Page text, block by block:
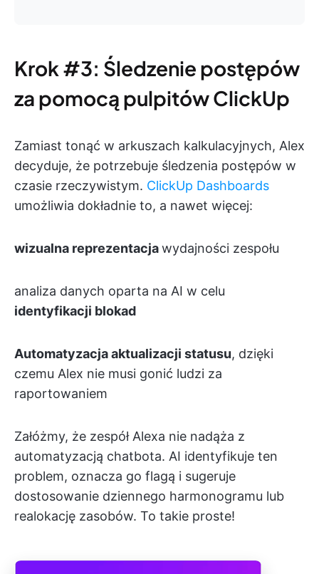
Krok #3: Śledzenie postępów
za pomocą pulpitów ClickUp
Zamiast tonąć w arkuszach kalkulacyjnych, Alex
decyduje, że potrzebuje śledzenia postępów w
czasie rzeczywistym. ClickUp Dashboards
umożliwia dokładnie to, a nawet więcej:
wizualna reprezentacjawydajności zespołu
analiza danych oparta na AI w celu
identyfikacji blokad
Automatyzacja aktualizacji statusu, dzięki
czemu Alex nie musi gonić ludzi za
raportowaniem
Załóżmy, że zespół Alexa nie nadąża z
automatyzacją chatbota. AI identyfikuje ten
problem, oznacza go flagą i sugeruje
dostosowanie dziennego harmonogramu lub
realokację zasobów. To takie proste!